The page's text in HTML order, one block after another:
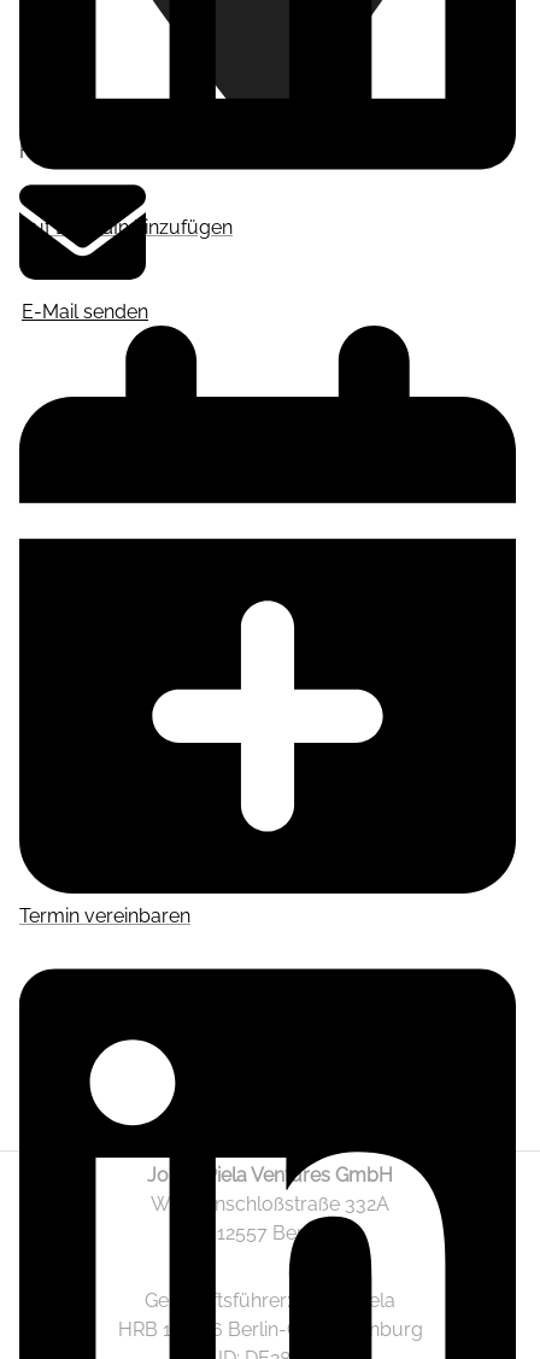
Auf LinkedIn hinzufügen
Frankfurt am Main
E-Mail senden
Termin vereinbaren
Jonas Piela Ventures GmbH
Wendenschloßstraße 332A
12557 Berlin
Geschäftsführer: Jonas Piela
HRB 141236 Berlin-Charlottenburg